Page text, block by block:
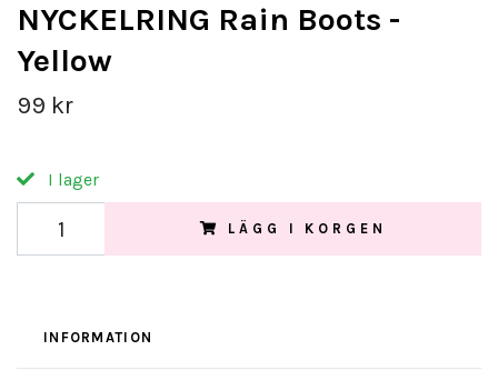
NYCKELRING Rain Boots -
Yellow
99 kr
I lager
LÄGG I KORGEN
INFORMATION